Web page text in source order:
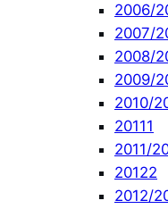
2006/
2007/
2008/
2009/
2010/
20111
2011/
20122
2012/